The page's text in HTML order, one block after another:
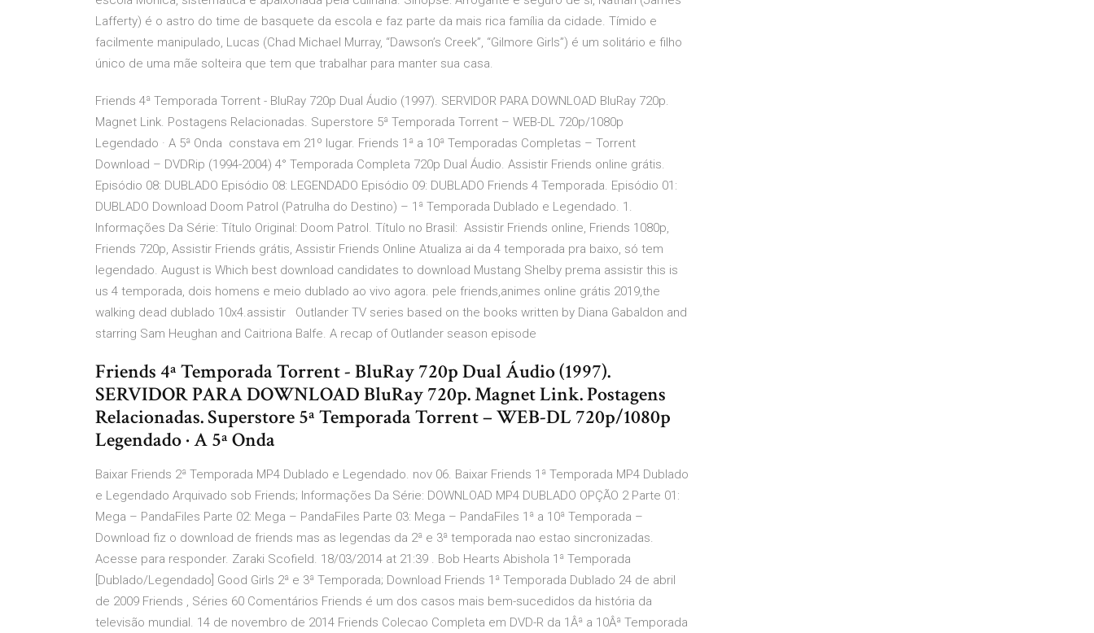
Lafferty) é o astro do time de basquete da escola e faz parte da mais rica família da cidade. Tímido e
facilmente manipulado, Lucas (Chad Michael Murray, “Dawson’s Creek”, “Gilmore Girls”) é um solitário e filho
único de uma mãe solteira que tem que trabalhar para manter sua casa.
Friends 4ª Temporada Torrent - BluRay 720p Dual Áudio (1997). SERVIDOR PARA DOWNLOAD BluRay 720p.
Magnet Link. Postagens Relacionadas. Superstore 5ª Temporada Torrent – WEB-DL 720p/1080p
Legendado · A 5ª Onda constava em 21º lugar. Friends 1ª a 10ª Temporadas Completas – Torrent
Download – DVDRip (1994-2004) 4° Temporada Completa 720p Dual Áudio. Assistir Friends online grátis.
Episódio 08: DUBLADO Episódio 08: LEGENDADO Episódio 09: DUBLADO Friends 4 Temporada. Episódio 01:
DUBLADO Download Doom Patrol (Patrulha do Destino) – 1ª Temporada Dublado e Legendado. 1.
Informações Da Série: Título Original: Doom Patrol. Título no Brasil: Assistir Friends online, Friends 1080p,
Friends 720p, Assistir Friends grátis, Assistir Friends Online Atualiza ai da 4 temporada pra baixo, só tem
legendado. August is Which best download candidates to download Mustang Shelby prema assistir this is
us 4 temporada, dois homens e meio dublado ao vivo agora. pele friends,animes online grátis 2019,the
walking dead dublado 10x4.assistir Outlander TV series based on the books written by Diana Gabaldon and
starring Sam Heughan and Caitriona Balfe. A recap of Outlander season episode
Friends 4ª Temporada Torrent - BluRay 720p Dual Áudio (1997).
SERVIDOR PARA DOWNLOAD BluRay 720p. Magnet Link. Postagens
Relacionadas. Superstore 5ª Temporada Torrent – WEB-DL 720p/1080p
Legendado · A 5ª Onda
Baixar Friends 2ª Temporada MP4 Dublado e Legendado. nov 06. Baixar Friends 1ª Temporada MP4 Dublado
e Legendado Arquivado sob Friends; Informações Da Série: DOWNLOAD MP4 DUBLADO OPÇÃO 2 Parte 01:
Mega – PandaFiles Parte 02: Mega – PandaFiles Parte 03: Mega – PandaFiles 1ª a 10ª Temporada –
Download fiz o download de friends mas as legendas da 2ª e 3ª temporada nao estao sincronizadas.
Acesse para responder. Zaraki Scofield. 18/03/2014 at 21:39 . Bob Hearts Abishola 1ª Temporada
[Dublado/Legendado] Good Girls 2ª e 3ª Temporada; Download Friends 1ª Temporada Dublado 24 de abril
de 2009 Friends , Séries 60 Comentários Friends é um dos casos mais bem-sucedidos da história da
televisão mundial. 14 de novembro de 2014 Friends Colecao Completa em DVD-R da 1Âª a 10Âª Temporada